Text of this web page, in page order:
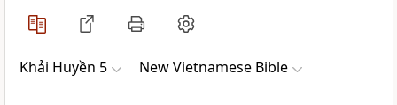
Khải Huyền 5 New Vietnamese Bible